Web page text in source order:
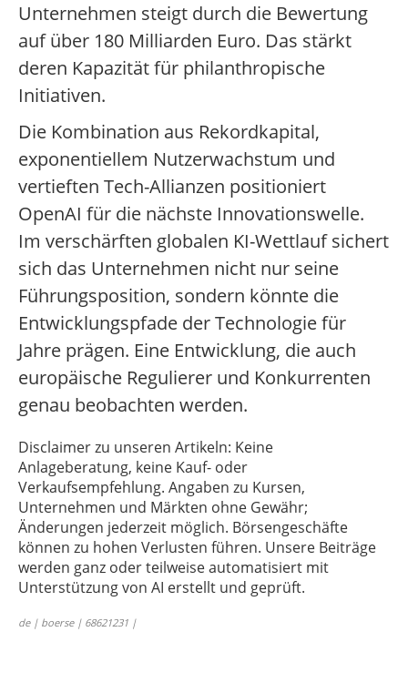
Unternehmen steigt durch die Bewertung
auf über 180 Milliarden Euro. Das stärkt
deren Kapazität für philanthropische
Initiativen.
Die Kombination aus Rekordkapital,
exponentiellem Nutzerwachstum und
vertieften Tech-Allianzen positioniert
OpenAI für die nächste Innovationswelle.
Im verschärften globalen KI-Wettlauf sichert
sich das Unternehmen nicht nur seine
Führungsposition, sondern könnte die
Entwicklungspfade der Technologie für
Jahre prägen. Eine Entwicklung, die auch
europäische Regulierer und Konkurrenten
genau beobachten werden.
Disclaimer zu unseren Artikeln: Keine
Anlageberatung, keine Kauf- oder
Verkaufsempfehlung. Angaben zu Kursen,
Unternehmen und Märkten ohne Gewähr;
Änderungen jederzeit möglich. Börsengeschäfte
können zu hohen Verlusten führen. Unsere Beiträge
werden ganz oder teilweise automatisiert mit
Unterstützung von AI erstellt und geprüft.
de | boerse | 68621231 |